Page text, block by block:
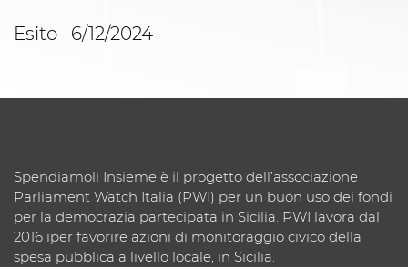
Esito 6/12/2024
Spendiamoli Insieme è il progetto dell’associazione
Parliament Watch Italia (PWI) per un buon uso dei fondi
per la democrazia partecipata in Sicilia. PWI lavora dal
2016 iper favorire azioni di monitoraggio civico della
spesa pubblica a livello locale, in Sicilia.